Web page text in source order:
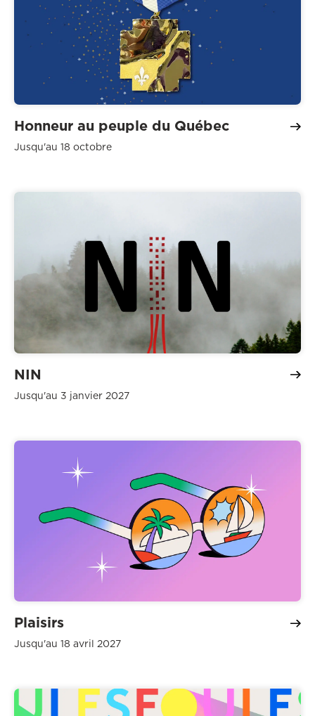
Honneur au peuple du Québec
Jusqu'au 18 octobre
NIN
Jusqu'au 3 janvier 2027
Plaisirs
Jusqu'au 18 avril 2027